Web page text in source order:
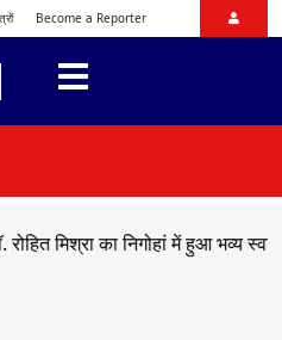
Become a Reporter
का निगोहां में हुआ भव्य स्वागत ●